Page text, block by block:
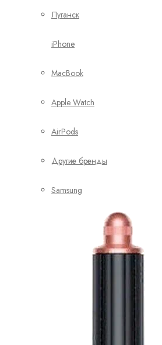
iPhone
MacBook
Apple Watch
AirPods
Другие бренды
Samsung